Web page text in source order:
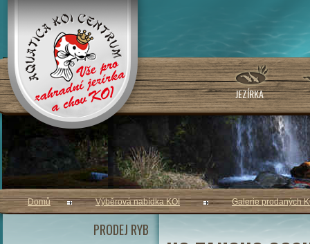
JEZÍRKA
PRODEJ RYB
Domů Výběrová nabídka KOI Galerie prodaných